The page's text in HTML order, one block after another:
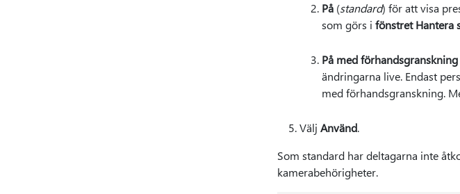
På (standard) för att visa
som görs i fönstret Hantera
På med förhandsgranskning
ändringarna live. Endast
med förhandsgranskning.
Välj Använd.
Som standard har deltagarna inte
kamerabehörigheter.